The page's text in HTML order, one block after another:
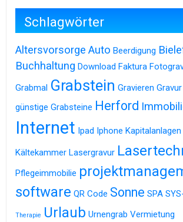
Schlagwörter
Altersvorsorge Auto Beerdigung
Buchhaltung Download Faktura
Grabmal Grabstein Gravieren Gravur
günstige Grabsteine Herford
Internet Ipad Iphone Kapitalanlagen
Kältekammer Lasergravur
Pflegeimmobilie
software QR Code Sonne SPA
Therapie Urlaub Urnengrab Vermietung